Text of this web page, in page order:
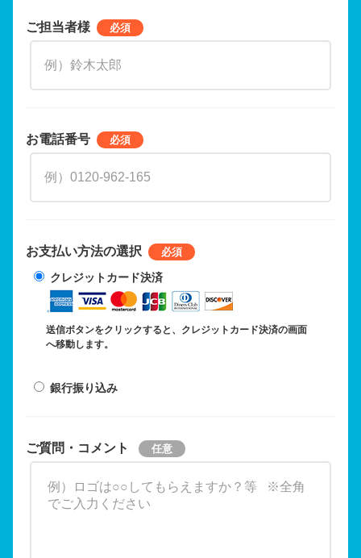
ご担当者様
お電話番号
お支払い方法の選択
クレジットカード決済
送信ボタンをクリックすると、クレジットカード決済の画面
へ移動します。
銀行振り込み
ご質問・コメント